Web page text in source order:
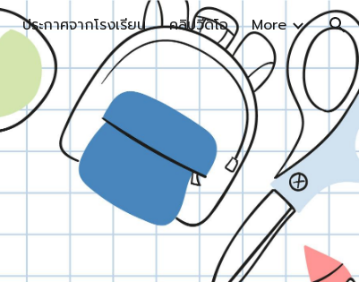
ประกาศจากโรงเรียน คลิปวีดิโอ More